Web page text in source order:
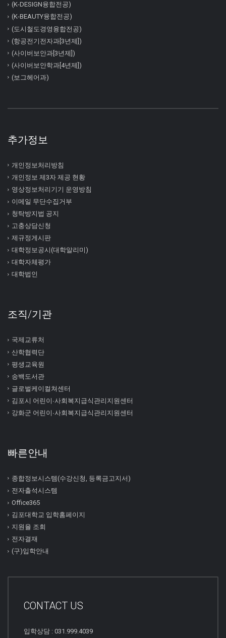
(K-DESIGN융합전공)
(K-BEAUTY융합전공)
(도시철도경영융합전공)
(항공전기전자과[3년제])
(사이버보안과[3년제])
(사이버보안학과[4년제])
(보그헤어과)
추가정보
개인정보처리방침
개인정보 제3자 제공 현황
영상정보처리기기 운영방침
이메일 무단수집거부
청탁방지법 공지
고충상담신청
제규정게시판
대학정보공시(대학알리미)
대학자체평가
대학법인
조직/기관
국제교류처
산학협력단
평생교육원
송백도서관
글로벌케이컬쳐센터
김포시 어린이∙사회복지급식관리지원센터
강화군 어린이∙사회복지급식관리지원센터
빠른안내
종합정보시스템(수강신청, 등록금고지서)
전자출석시스템
Office365
김포대학교 입학홈페이지
지원율 조회
전자결재
(구)입학안내
CONTACT US
입학상담 : 031.999.4039